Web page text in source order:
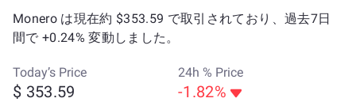
Monero は現在約 $353.59 で取引されており、過去7日
間で +0.24% 変動しました。
Today’s Price
$ 353.59
24h % Price
-1.82%